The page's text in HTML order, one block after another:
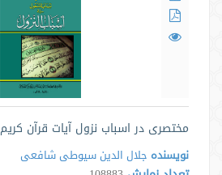
مختصری در اسباب نزول آیات قرآن کریم
نویسنده جلال الدین سیوطی شافعی